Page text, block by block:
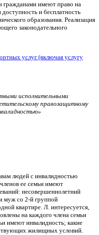
гражданами имеют право на
и бесплатность
образования. Реализация
законодательного
услуг (включая услугу
исполнительными
правозащитному
людей с инвалидностью
ее семьи имеют
несовершеннолетний
муж со 2-й группой
квартире. Л. интересуется,
на каждого члена семьи
имеют инвалидность; какие
жилищных условий.